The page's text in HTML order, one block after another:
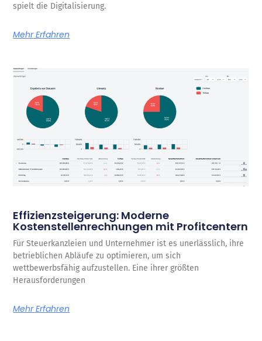
spielt die Digitalisierung.
Mehr Erfahren
Effizienzsteigerung: Moderne
Kostenstellenrechnungen mit Profitcentern
Für Steuerkanzleien und Unternehmer ist es unerlässlich, ihre
betrieblichen Abläufe zu optimieren, um sich
wettbewerbsfähig aufzustellen. Eine ihrer größten
Herausforderungen
Mehr Erfahren